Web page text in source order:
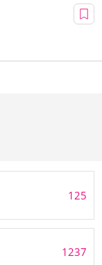
125
1237